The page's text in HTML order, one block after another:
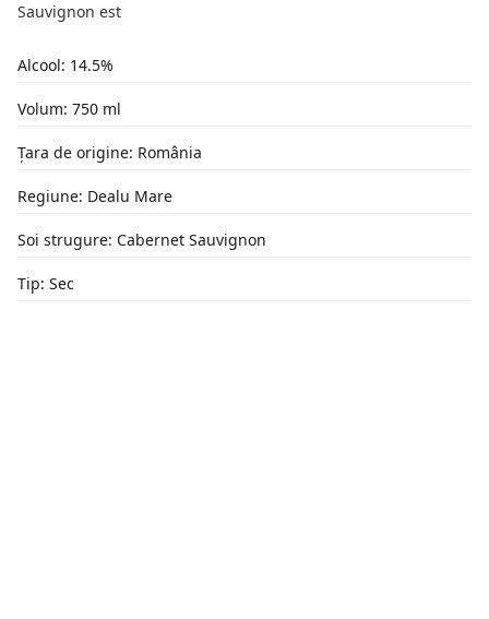
Sauvignon est
Alcool: 14.5%
Volum: 750 ml
Țara de origine: România
Regiune: Dealu Mare
Soi strugure: Cabernet Sauvignon
Tip: Sec